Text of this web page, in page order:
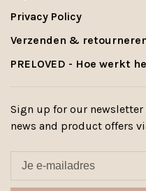
Privacy Policy
Verzenden &
PRELOVED - Hoe werkt
Sign up for our
news and product offers